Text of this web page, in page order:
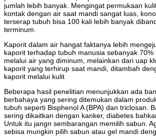
jumlah lebih banyak. Mengingat permukaan
kontak dengan air saat mandi sangat luas,
terserap tubuh bisa 100 kali lebih banyak
terminum.
Kaporit dalam air hangat faktanya lebih
kaporit terhadap tubuh manusia sebanyak 70%
melalui air yang diminum, melainkan dari uap
kaporit yang terhirup saat mandi, ditambah
kaporit melalui kulit
Beberapa hasil penelitian menunjukkan ada
berbahaya yang sering ditemukan dalam
tubuh seperti Bisphenol A (BPA) dan triclosan.
sering dikaitkan dengan kanker, diabetes
Untuk itu jangn sembarangan memilih sabun.
sebisa mungkin pilih sabun atau gel mandi